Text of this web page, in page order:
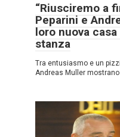
“Riusciremo a
Peparini e
loro nuova
stanza
Tra entusiasmo e un
Andreas Muller mostrano